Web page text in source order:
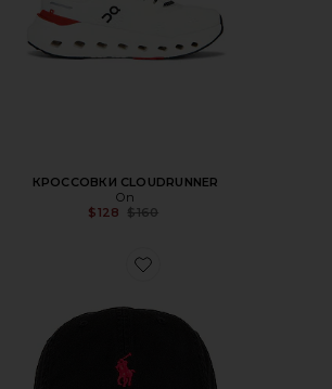
КРОССОВКИ CLOUDRUNNER
On
$128
Previous price:
$160
Favorite ШЛЯПА